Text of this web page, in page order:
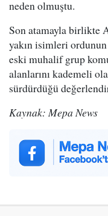
neden olmuştu.
Son atamayla birlikte
yakın isimleri
eski muhalif grup
alanlarını kademeli
sürdürdüğü
Kaynak: Mepa News